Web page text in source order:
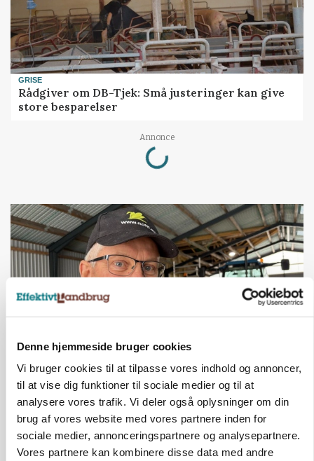
Denne hjemmeside bruger cookies
Vi bruger cookies til at tilpasse vores indhold og annoncer,
til at vise dig funktioner til sociale medier og til at
analysere vores trafik. Vi deler også oplysninger om din
brug af vores website med vores partnere inden for
sociale medier, annonceringspartnere og analysepartnere.
Vores partnere kan kombinere disse data med andre
GRISE
Rådgiver om DB-Tjek: Små justeringer kan give
store besparelser
Annonce
Loading...
POLITIK
»Nu stopper I«: Landbrugsdebattør og
protestgruppe vil demonstrere mod ny
gødskningslov
Annonce